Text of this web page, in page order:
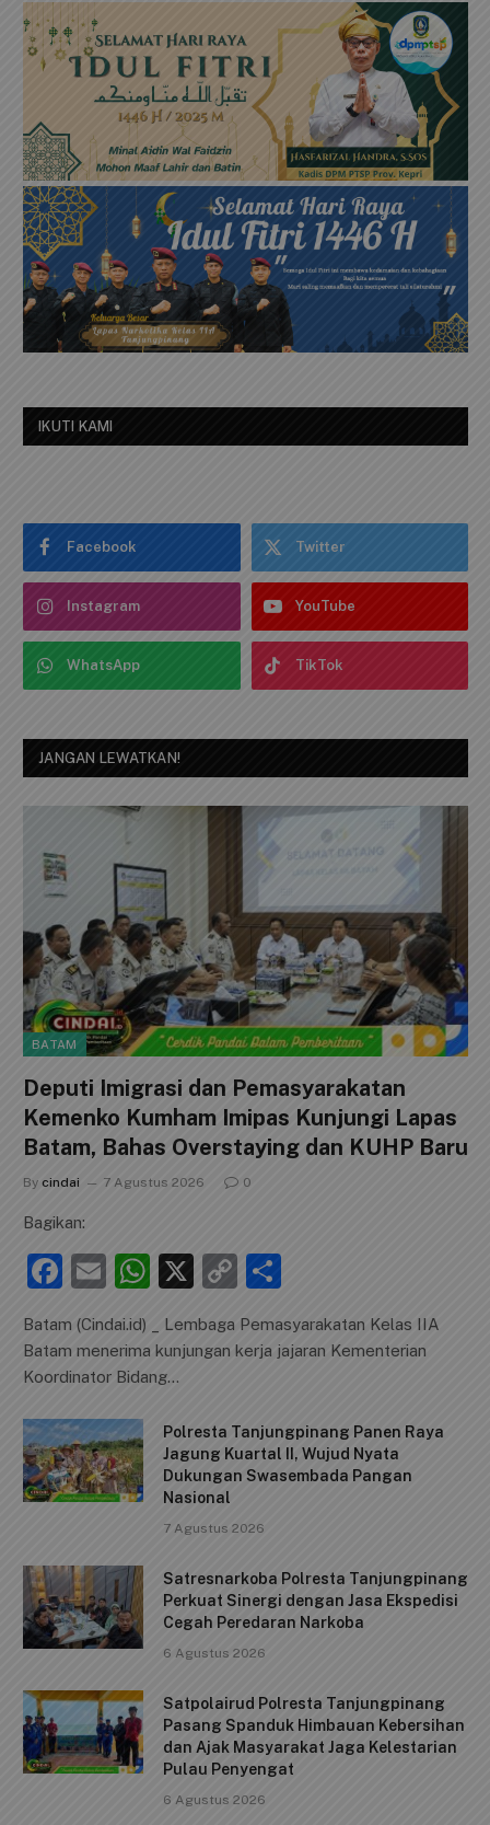
IKUTI KAMI
Facebook Twitter
Instagram YouTube
WhatsApp TikTok
JANGAN LEWATKAN!
BATAM
Deputi Imigrasi dan Pemasyarakatan
Kemenko Kumham Imipas Kunjungi Lapas
Batam, Bahas Overstaying dan KUHP Baru
By cindai 7 Agustus 2026 0
Bagikan:
F
c
e
b
o
o
k
E
ai
l
W
at
s
p
p
X
C
p
n
k
ar
Batam (Cindai.id) _ Lembaga Pemasyarakatan Kelas IIA
Batam menerima kunjungan kerja jajaran Kementerian
Koordinator Bidang…
Polresta Tanjungpinang Panen Raya
Jagung Kuartal II, Wujud Nyata
Dukungan Swasembada Pangan
Nasional
7 Agustus 2026
Satresnarkoba Polresta Tanjungpinang
Perkuat Sinergi dengan Jasa Ekspedisi
Cegah Peredaran Narkoba
6 Agustus 2026
Satpolairud Polresta Tanjungpinang
Pasang Spanduk Himbauan Kebersihan
dan Ajak Masyarakat Jaga Kelestarian
Pulau Penyengat
6 Agustus 2026